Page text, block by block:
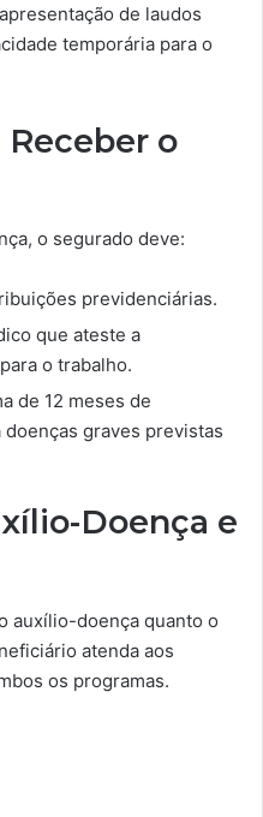
de laudos
temporária para o
o
o segurado deve:
previdenciárias.
que ateste a
o trabalho.
de 12 meses de
graves previstas
Doença e
auxílio-doença quanto o
atenda aos
os programas.